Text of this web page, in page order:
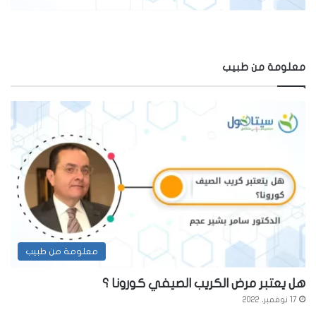
معلومة من طبيب
معلومة من طبيب
هل يعتبر مرض الكريب الصيفي كورونا ؟
17 نوفمبر، 2022